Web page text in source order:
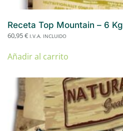
Receta Top Mountain – 6 Kg
60,95€ I.V.A. INCLUIDO
Añadir al carrito